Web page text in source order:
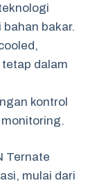
bakar.
dalam
kontrol
Ternate
mulai dari